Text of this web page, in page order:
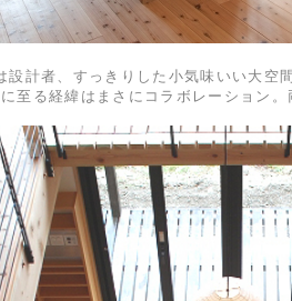
設計者、すっきりした小気味いい大空
至る経緯はまさにコラボレーション